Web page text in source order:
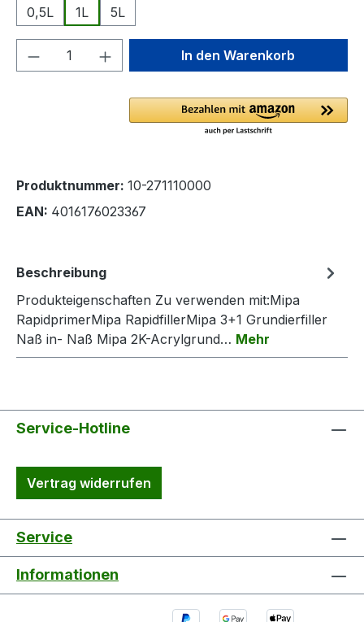
0,5L
1L 5L
Produkt Anzahl: Gib denIn den Warenkorb
Produktnummer: 10-271110000
EAN: 4016176023367
Beschreibung
Produkteigenschaften Zu verwenden mit:Mipa
RapidprimerMipa RapidfillerMipa 3+1 Grundierfiller
Naß in- Naß Mipa 2K-Acrylgrund… Mehr
Service-Hotline
Vertrag widerrufen
Service
Informationen